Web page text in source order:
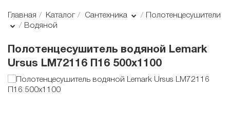
Главная Каталог Сантехника
Полотенцесушители
Водяной
Полотенцесушитель водяной Lemark
Ursus LM72116 П16 500x1100